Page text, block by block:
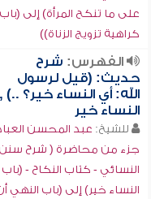
على ما تنكح المرأة) إلى (باب
كراهية تزويج الزناة))
الفهرس: شرح
حديث: (قيل لرسول
الله: أي النساء خير؟ ..)
النساء خير
للشيخ: عبد المحسن
جزء من محاضرة ( شرح سنن
النسائي - كتاب النكاح - (باب
النساء خير) إلى (باب النهي